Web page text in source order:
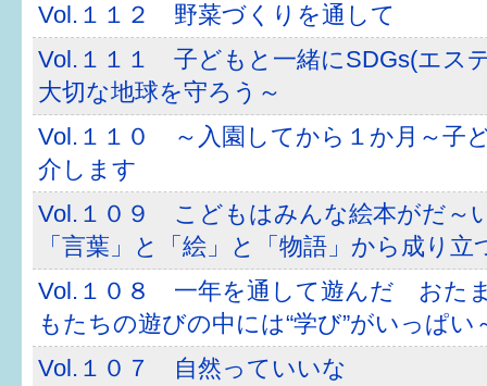
Vol.１１２ 野菜づくりを通して
Vol.１１１ 子どもと一緒にSDGs(エス
大切な地球を守ろう～
Vol.１１０ ～入園してから１か月～子
介します
Vol.１０９ こどもはみんな絵本がだ～
「言葉」と「絵」と「物語」から成り立
Vol.１０８ 一年を通して遊んだ おた
もたちの遊びの中には“学び”がいっぱい
Vol.１０７ 自然っていいな
病気・けが 基本情報
パパもママも子育て
ワンポイント英会話
ソーシャルメディア
すまいるサポート行事案内